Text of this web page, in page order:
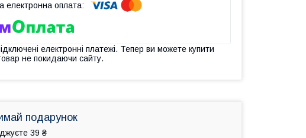
електронні платежі. Тепер ви можете купити
не покидаючи сайту.
подарунок
39 ₴